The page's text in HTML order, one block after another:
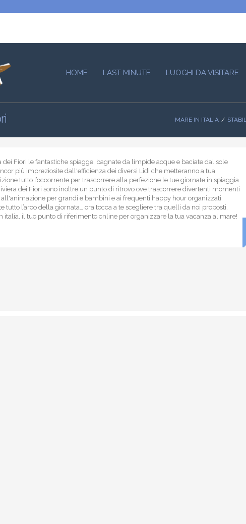
HOME LAST MINUTE LUOGHI DA VISITARE
MARE IN ITALIA
dei Fiori le fantastiche spiagge, bagnate da limpide acque e baciate dal sole
più impreziosite dall'efficienza dei diversi Lidi che metteranno a tua
tutto l’occorrente per trascorrere alla perfezione le tue giornate in spiaggia.
dei Fiori sono inoltre un punto di ritrovo ove trascorrere divertenti momenti
per grandi e bambini e ai frequenti happy hour organizzati
tutto l’arco della giornata… ora tocca a te scegliere tra quelli da noi proposti.
italia, il tuo punto di riferimento online per organizzare la tua vacanza al mare!